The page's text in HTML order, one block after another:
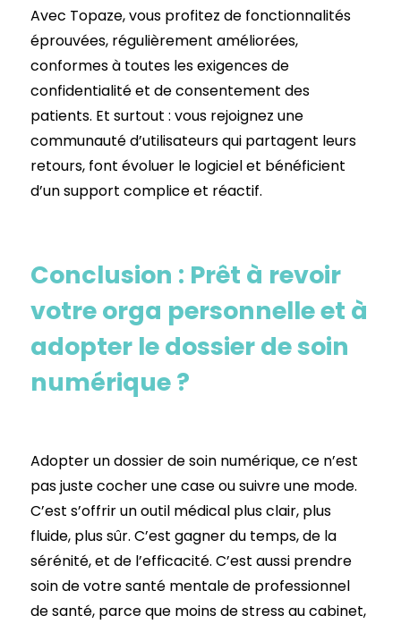
Avec Topaze, vous profitez de fonctionnalités
éprouvées, régulièrement améliorées,
conformes à toutes les exigences de
confidentialité et de consentement des
patients. Et surtout : vous rejoignez une
communauté d’utilisateurs qui partagent leurs
retours, font évoluer le logiciel et bénéficient
d’un support complice et réactif.
Conclusion : Prêt à revoir
votre orga personnelle et à
adopter le dossier de soin
numérique ?
Adopter un dossier de soin numérique, ce n’est
pas juste cocher une case ou suivre une mode.
C’est s’offrir un outil médical plus clair, plus
fluide, plus sûr. C’est gagner du temps, de la
sérénité, et de l’efficacité. C’est aussi prendre
soin de votre santé mentale de professionnel
de santé, parce que moins de stress au cabinet,